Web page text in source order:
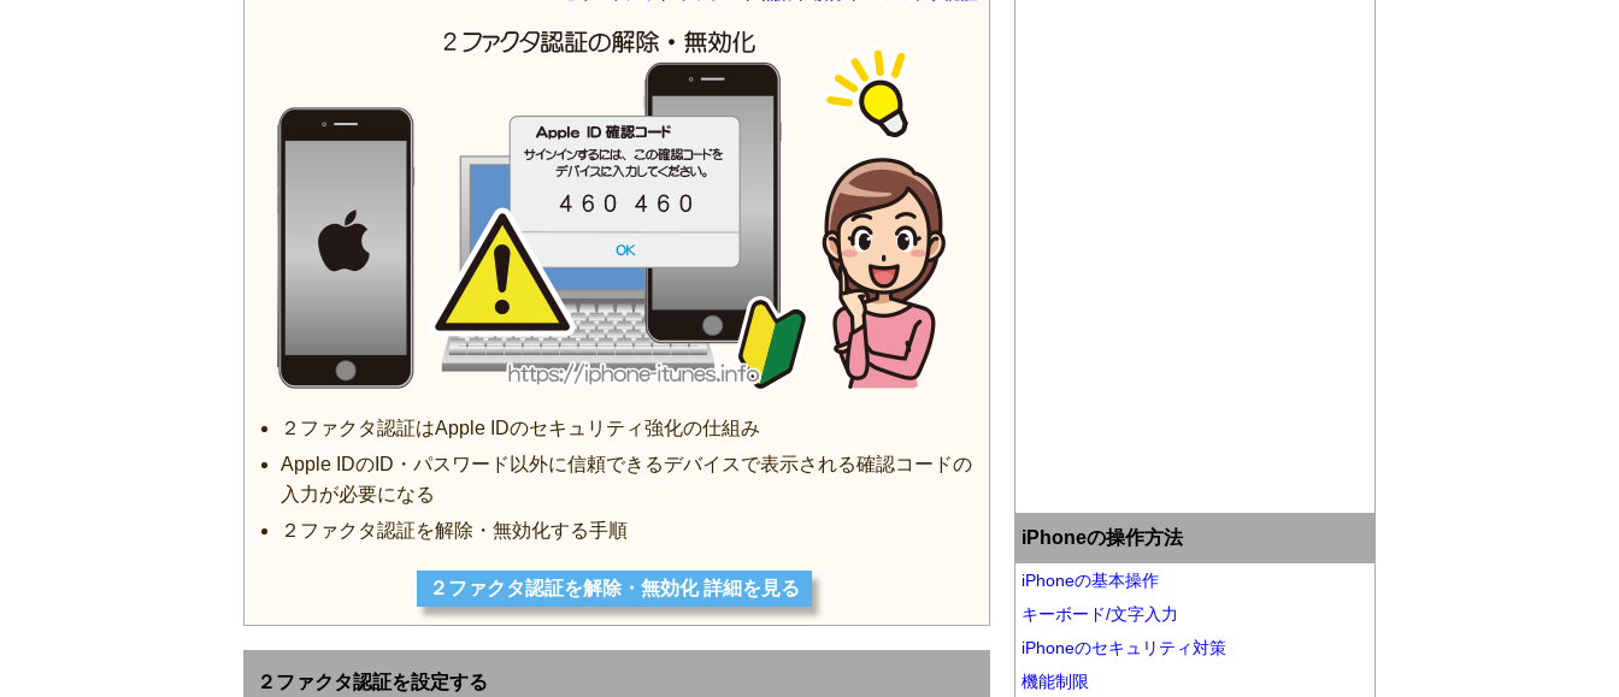
２ファクタ認証はApple IDのセキュリティ強化の仕組み
Apple IDのID・パスワード以外に信頼できるデバイスで表示される確認コードの
入力が必要になる
２ファクタ認証を解除・無効化する手順
２ファクタ認証を解除・無効化 詳細を見る
２ファクタ認証を設定する
iPhoneの操作方法
iPhoneの基本操作
キーボード/文字入力
iPhoneのセキュリティ対策
機能制限